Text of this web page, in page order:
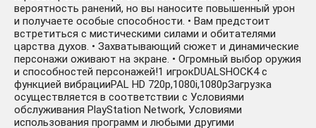
вероятность ранений, но вы наносите повышенный урон
и получаете особые способности. • Вам предстоит
встретиться с мистическими силами и обитателями
царства духов. • Захватывающий сюжет и динамические
персонажи оживают на экране. • Огромный выбор оружия
и способностей персонажей!1 игрокDUALSHOCK4 с
функцией вибрацииPAL HD 720p,1080i,1080pЗагрузка
осуществляется в соответствии с Условиями
обслуживания PlayStation Network, Условиями
использования программ и любыми другими